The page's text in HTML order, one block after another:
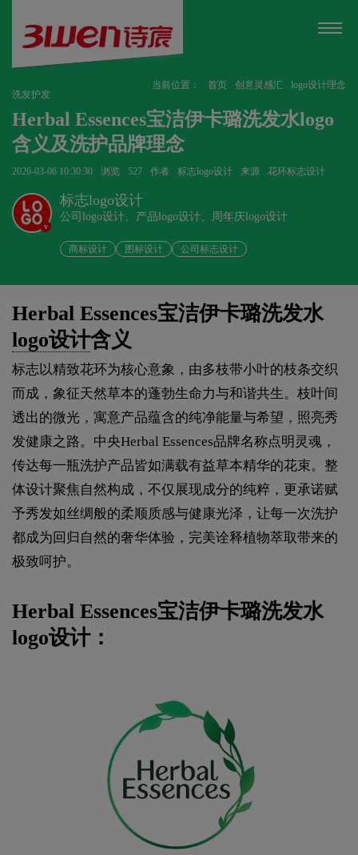
当前位置： 首页 创意灵感汇
logo设计理念
洗发护发
Herbal Essences宝洁伊卡璐洗发水logo
含义及洗护品牌理念
2026-03-06 10:30:30 浏览 527 作者 标志logo设计 来源 花环标志设计
v
标志logo设计
公司logo设计、产品logo设计、周年庆logo设计
商标设计 图标设计 公司标志设计
Herbal Essences宝洁伊卡璐洗发水
logo设计含义
标志以精致花环为核心意象，由多枝带小叶的枝条交织
而成，象征天然草本的蓬勃生命力与和谐共生。枝叶间
透出的微光，寓意产品蕴含的纯净能量与希望，照亮秀
发健康之路。中央Herbal Essences品牌名称点明灵魂，
传达每一瓶洗护产品皆如满载有益草本精华的花束。整
体设计聚焦自然构成，不仅展现成分的纯粹，更承诺赋
予秀发如丝绸般的柔顺质感与健康光泽，让每一次洗护
都成为回归自然的奢华体验，完美诠释植物萃取带来的
极致呵护。
Herbal Essences宝洁伊卡璐洗发水
logo设计：